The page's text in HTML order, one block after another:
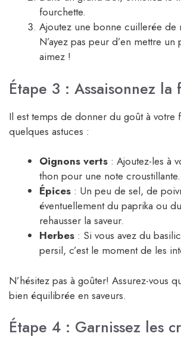
fourchette.
Ajoutez une bonne cuillerée de
N’ayez pas peur d’en mettre un
aimez !
Étape 3 : Assaisonnez la
Il est temps de donner du goût à votre
quelques astuces :
Oignons verts : Ajoutez-les à
thon pour une note croustillante.
Épices : Un peu de sel, de
éventuellement du paprika ou
rehausser la saveur.
Herbes : Si vous avez du
persil, c’est le moment de les
N’hésitez pas à goûter! Assurez-vous
bien équilibrée en saveurs.
Étape 4 : Garnissez les